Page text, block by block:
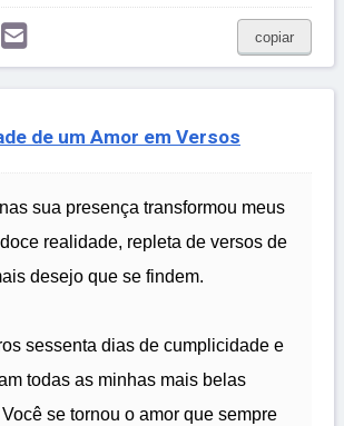
copiar
de um Amor em Versos
sua presença transformou meus
realidade, repleta de versos de
desejo que se findem.
sessenta dias de cumplicidade e
todas as minhas mais belas
se tornou o amor que sempre